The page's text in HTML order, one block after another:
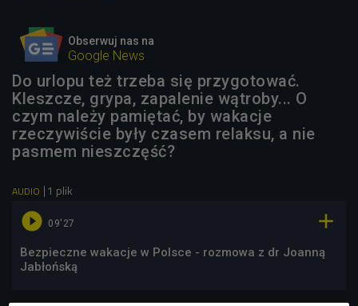
Obserwuj nas na
Google News
Do urlopu też trzeba się przygotować.
Kleszcze, grypa, zapalenie wątroby... O
czym należy pamiętać, by wakacje
rzeczywiście były czasem relaksu, a nie
pasmem nieszczęść?
AUDIO 1 plik
 09'27 
Bezpieczne wakacje w Polsce - rozmowa z dr Joanną
Jabłońską